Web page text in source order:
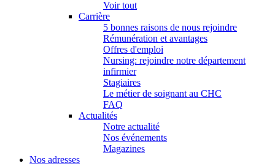
Voir tout
Carrière
5 bonnes raisons de nous rejoindre
Rémunération et avantages
Offres d'emploi
Nursing: rejoindre notre département
infirmier
Stagiaires
Le métier de soignant au CHC
FAQ
Actualités
Notre actualité
Nos événements
Magazines
Nos adresses